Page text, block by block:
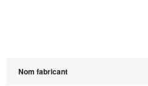
Nom fabricant